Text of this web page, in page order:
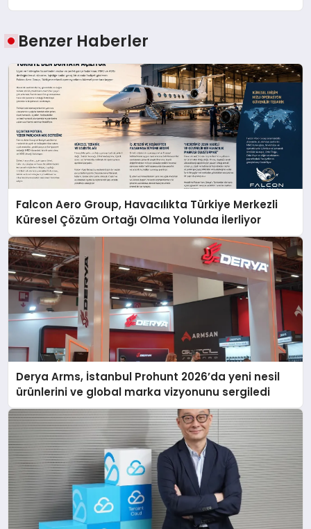
Benzer Haberler
Falcon Aero Group, Havacılıkta Türkiye Merkezli
Küresel Çözüm Ortağı Olma Yolunda İlerliyor
Derya Arms, İstanbul Prohunt 2026’da yeni nesil
ürünlerini ve global marka vizyonunu sergiledi